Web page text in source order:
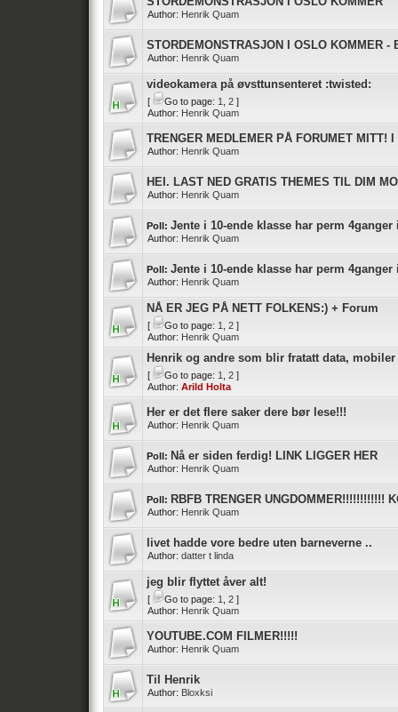
Author: Henrik Quam
STORDEMONSTRASJON I OSLO KOMMER -
Author: Henrik Quam
videokamera på øvsttunsenteret :twisted:
[ Go to page: 1 2 ]
Author: Henrik Quam
TRENGER MEDLEMER PÅ FORUMET MITT!
Author: Henrik Quam
HEI. LAST NED GRATIS THEMES TIL DIM
Author: Henrik Quam
Poll: Jente i 10-ende klasse har perm
Author: Henrik Quam
Poll: Jente i 10-ende klasse har perm
Author: Henrik Quam
NÅ ER JEG PÅ NETT FOLKENS:) + Forum
[ Go to page: 1 2 ]
Author: Henrik Quam
Henrik og andre som blir fratatt data, mobiler
[ Go to page: 1 2 ]
Author: Arild Holta
Her er det flere saker dere bør lese!!!
Author: Henrik Quam
Poll: Nå er siden ferdig! LINK LIGGER HER
Author: Henrik Quam
Poll: RBFB TRENGER UNGDOMMER!!!!!!!!!!!!
Author: Henrik Quam
livet hadde vore bedre uten barneverne ..
Author: datter t linda
jeg blir flyttet åver alt!
[ Go to page: 1 2 ]
Author: Henrik Quam
YOUTUBE.COM FILMER!!!!!
Author: Henrik Quam
Til Henrik
Author: Bloxksi